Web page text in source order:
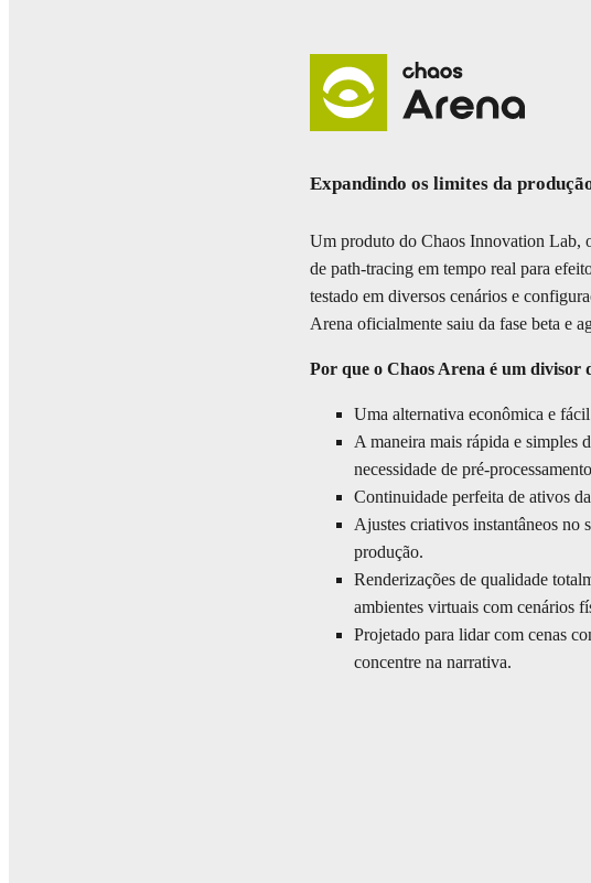
Expandindo os limites da
Um produto do Chaos Innovation Lab,
de path-tracing em tempo real para
testado em diversos cenários e
Arena oficialmente saiu da fase beta e
Por que o Chaos Arena é um divisor
Uma alternativa econômica e
A maneira mais rápida e
necessidade de pré-
Continuidade perfeita de ativos
Ajustes criativos instantâneos no
produção.
Renderizações de qualidade
ambientes virtuais com cenários
Projetado para lidar com cenas
concentre na narrativa.